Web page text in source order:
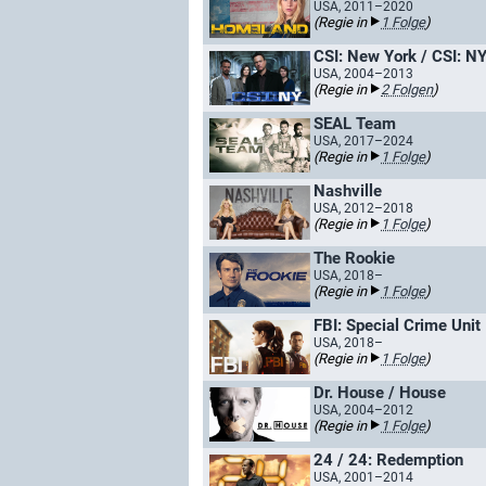
USA, 2011–2020
(Regie in 1 Folge)
CSI: New York / CSI: NY
USA, 2004–2013
(Regie in 2 Folgen)
SEAL Team
USA, 2017–2024
(Regie in 1 Folge)
Nashville
USA, 2012–2018
(Regie in 1 Folge)
The Rookie
USA, 2018–
(Regie in 1 Folge)
FBI: Special Crime Unit
USA, 2018–
(Regie in 1 Folge)
Dr. House / House
USA, 2004–2012
(Regie in 1 Folge)
24 / 24: Redemption
USA, 2001–2014